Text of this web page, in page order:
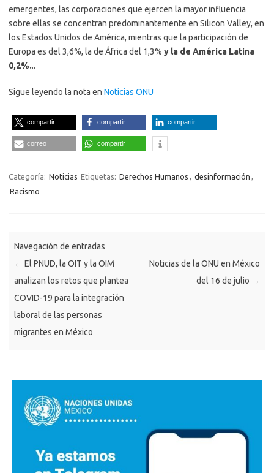
emergentes, las corporaciones que ejercen la mayor influencia
sobre ellas se concentran predominantemente en Silicon Valley, en
los Estados Unidos de América, mientras que la participación de
Europa es del 3,6%, la de África del 1,3% y la de América Latina
0,2%...
Sigue leyendo la nota en Noticias ONU
compartir compartir compartir
correo compartir
Categoría: Noticias Etiquetas: Derechos Humanos , desinformación ,
Racismo
Navegación de entradas
← El PNUD, la OIT y la OIM
analizan los retos que plantea
COVID-19 para la integración
laboral de las personas
migrantes en México
Noticias de la ONU en México
del 16 de julio →